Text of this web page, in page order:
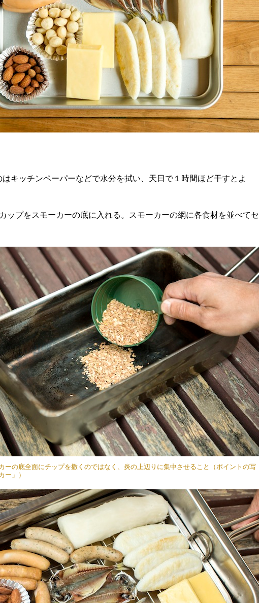
キッチンペーパーなどで水分を拭い、天日で１時間ほど干すとよ
ップをスモーカーの底に入れる。スモーカーの網に各食材を並べてセ
ーの底全面にチップを撒くのではなく、炎の上辺りに集中させること（ポイントの写
ー」）